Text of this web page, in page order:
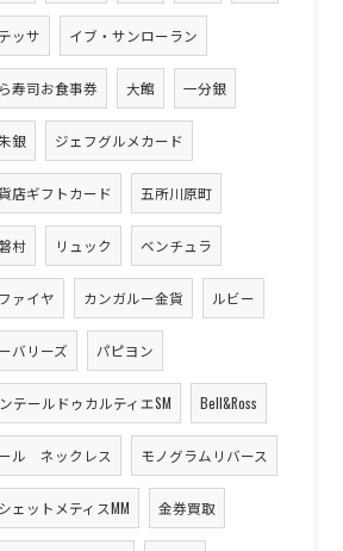
ッサ イブ・サンローラン
寿司お食事券 大館 一分銀
銀 ジェフグルメカード
店ギフトカード 五所川原町
村 リュック ベンチュラ
ァイヤ カンガルー金貨 ルビー
バリーズ パピヨン
テールドゥカルティエSM Bell&Ross
ル ネックレス モノグラムリバース
ェットメティスMM 金券買取